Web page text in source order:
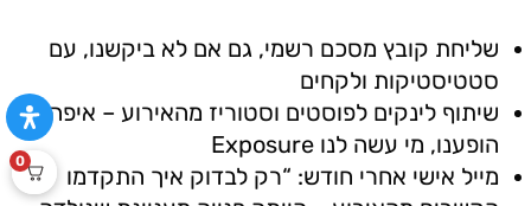
שליחת קובץ מסכם רשמי, גם אם לא ביקשנו, עם
סטטיסטיקות ולקחים
שיתוף לינקים לפוסטים וסטוריז מהאירוע – איפה
הופענו, מי עשה לנו Exposure
מייל אישי אחרי חודש: “רק לבדוק איך התקדמו
0